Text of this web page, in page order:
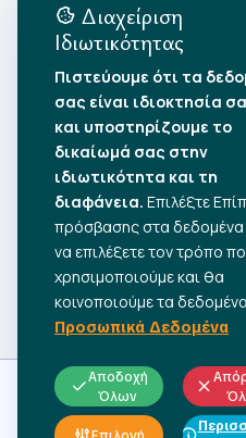
Αρχείο
•Αύγουστος 2026
•Ιούλιος 2026
•Ιούνιος 2026
•Μάιος 2026
•Απρίλιος 2026
•Μάρτιος 2026
Πλήρες
Γ.Σ.Ε.Ε
© 2026
Διαχείριση
Ιδιωτικότητας
Πιστεύουμε ότι τα
σας είναι ιδιοκτησία
και υποστηρίζουμε το
δικαίωμά σας στην
ιδιωτικότητα και τη
διαφάνεια. Επιλέξτε
πρόσβασης στα δεδομένα
να επιλέξετε τον τρόπο
χρησιμοποιούμε και θα
κοινοποιούμε τα
Προσωπικά Δεδομένα
Αποδοχή
Όλων